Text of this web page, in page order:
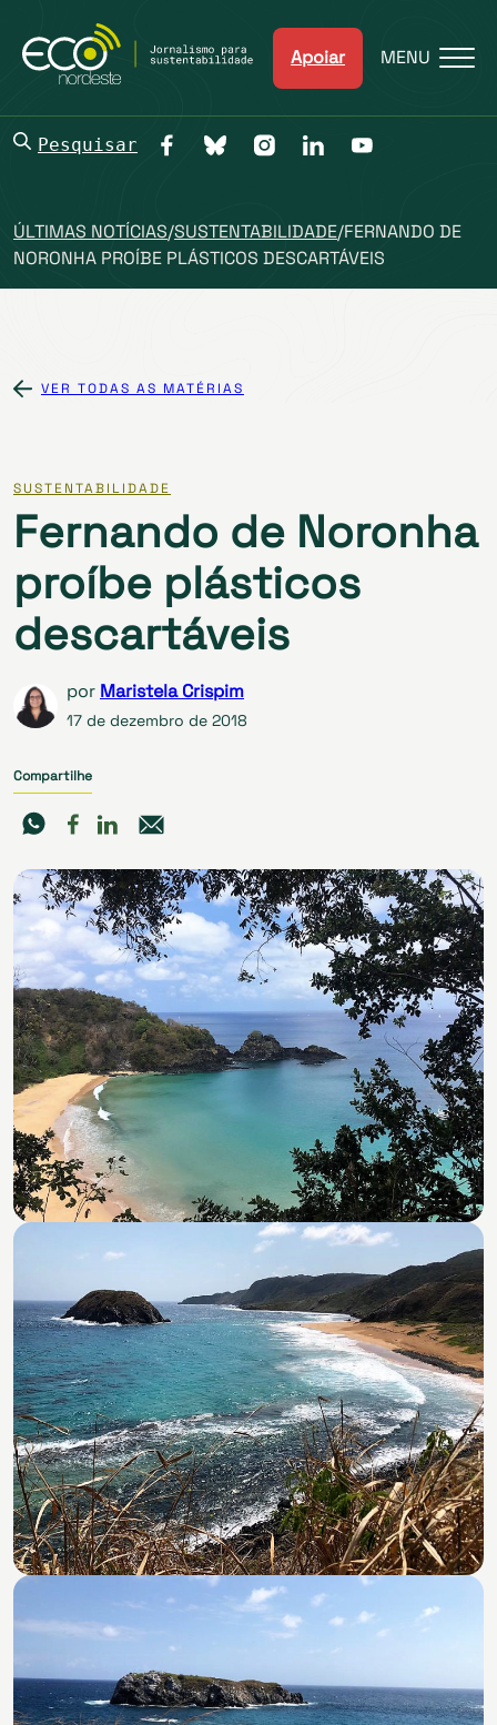
Apoiar MENU
Pesquisar
ÚLTIMAS NOTÍCIAS/SUSTENTABILIDADE/FERNANDO DE
NORONHA PROÍBE PLÁSTICOS DESCARTÁVEIS
VER TODAS AS MATÉRIAS
SUSTENTABILIDADE
Fernando de Noronha
proíbe plásticos
descartáveis
por Maristela Crispim
17 de dezembro de 2018
Compartilhe